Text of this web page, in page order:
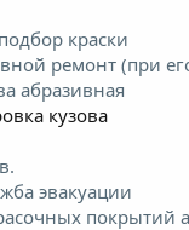
краски
ремонт (при
абразивная
кузова
эвакуации
покрытий